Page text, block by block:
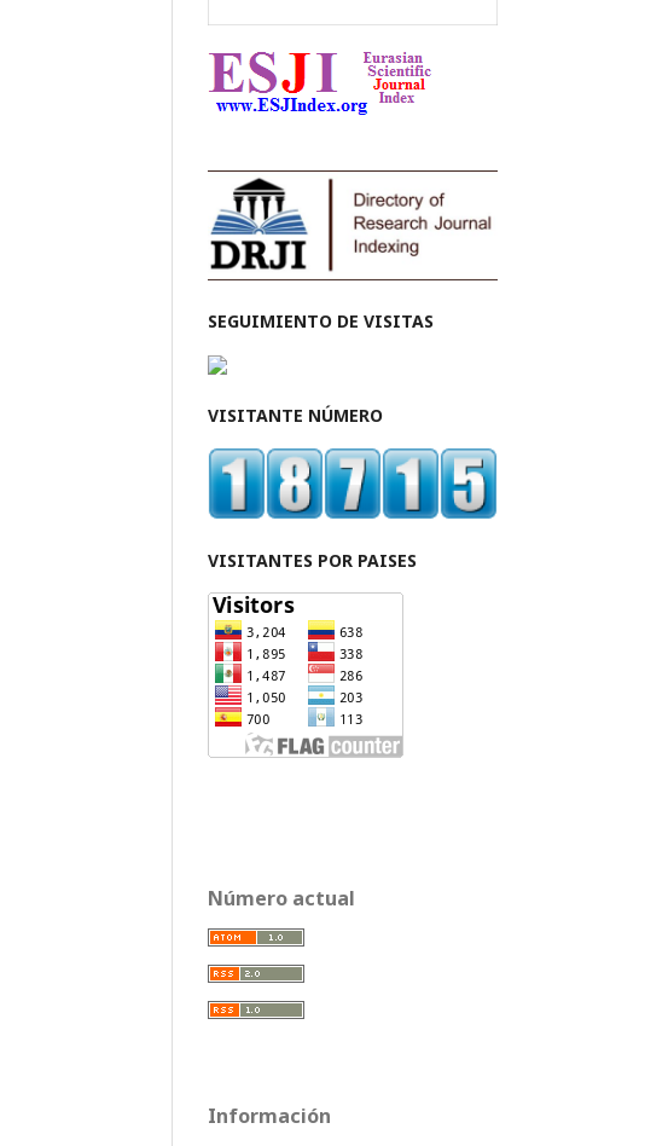
SEGUIMIENTO DE VISITAS
VISITANTE NÚMERO
VISITANTES POR PAISES
Número actual
Información